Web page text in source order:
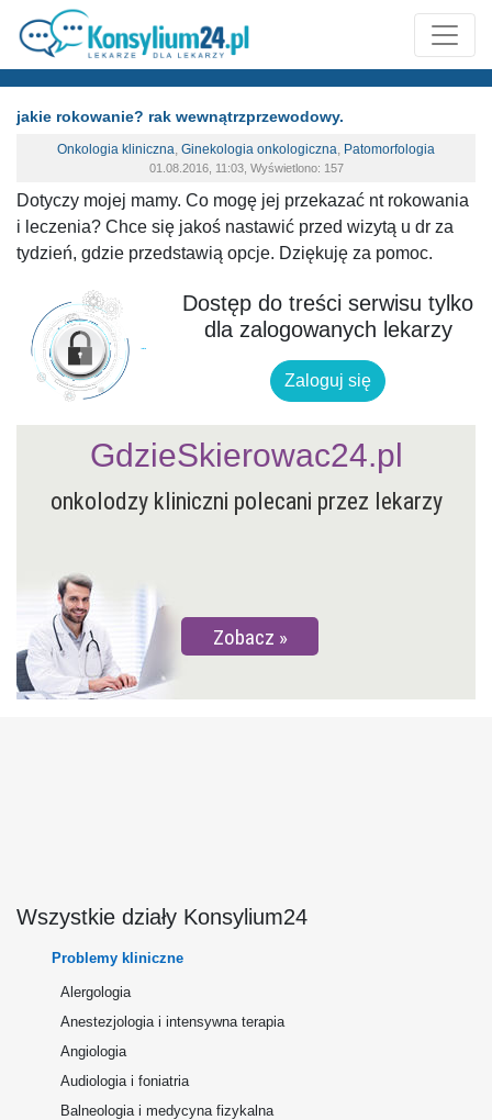
jakie rokowanie? rak wewnątrzprzewodowy.
Onkologia kliniczna, Ginekologia onkologiczna, Patomorfologia
01.08.2016, 11:03, Wyświetlono: 157
Dotyczy mojej mamy. Co mogę jej przekazać nt rokowania
i leczenia? Chce się jakoś nastawić przed wizytą u dr za
tydzień, gdzie przedstawią opcje. Dziękuję za pomoc.
Dostęp do treści serwisu tylko
dla zalogowanych lekarzy
Zaloguj się
onkolodzy kliniczni polecani przez lekarzy
Zobacz
GdzieSkierowac24.pl
Wszystkie działy Konsylium24
Problemy kliniczne
Alergologia
Anestezjologia i intensywna terapia
Angiologia
Audiologia i foniatria
Balneologia i medycyna fizykalna